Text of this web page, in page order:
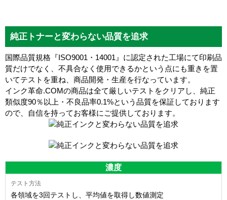
純正トナーと変わらない品質を追求
国際品質規格『ISO9001・14001』に認定された工場にて印刷品
質だけでなく、不具合なく使用できるかという点にも重きを置
いてテストを重ね、商品開発・生産を行なっています。
インク革命.COMの商品は全て厳しいテストをクリアし、 純正
類似度90％以上・不良品率0.1%という品質を保証しております
ので、自信を持ってお客様にご提供しております。
濃度
各領域を3回テストし、平均値を取得し数値測定